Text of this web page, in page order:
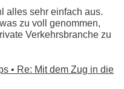
alles sehr einfach aus.
zu voll genommen,
Verkehrsbranche zu
• Re: Mit dem Zug in die